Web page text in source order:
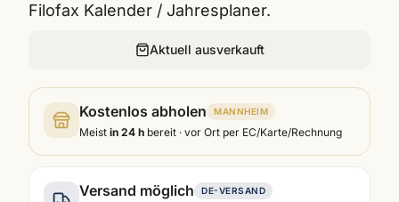
Filofax Kalender / Jahresplaner.
Aktuell ausverkauft
Kostenlos abholen MANNHEIM
Meist in 24 h bereit · vor Ort per EC/Karte/Rechnung
Versand möglich DE-VERSAND